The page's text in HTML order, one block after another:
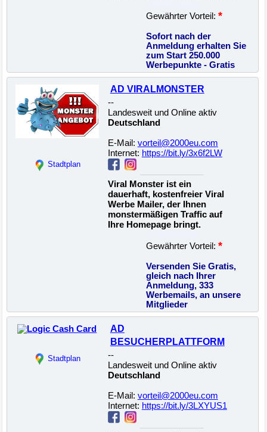
Gewährter Vorteil: *
Sofort nach der
Anmeldung erhalten Sie
zum Start 250.000
Werbepunkte - Gratis
Stadtplan
AD VIRALMONSTER
--
Landesweit und Online aktiv
Deutschland
E-Mail: vorteil@2000eu.com
Internet: https://bit.ly/3x6f2LW
Viral Monster ist ein
dauerhaft, kostenfreier Viral
Werbe Mailer, der Ihnen
monstermäßigen Traffic auf
Ihre Homepage bringt.
Gewährter Vorteil: *
Versenden Sie Gratis,
gleich nach Ihrer
Anmeldung, 333
Werbemails, an unsere
Mitglieder
Stadtplan
AD
BESUCHERPLATTFORM
--
Landesweit und Online aktiv
Deutschland
E-Mail: vorteil@2000eu.com
Internet: https://bit.ly/3LXYUS1